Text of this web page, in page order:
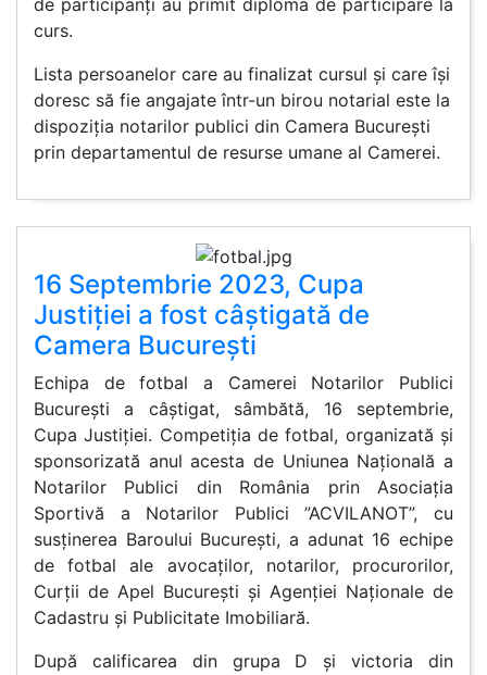
de participanți au primit diploma de participare la
curs.
Lista persoanelor care au finalizat cursul și care își
doresc să fie angajate într-un birou notarial este la
dispoziția notarilor publici din Camera București
prin departamentul de resurse umane al Camerei.
16 Septembrie 2023, Cupa
Justiției a fost câștigată de
Camera București
Echipa de fotbal a Camerei Notarilor Publici
București a câștigat, sâmbătă, 16 septembrie,
Cupa Justiției. Competiția de fotbal, organizată și
sponsorizată anul acesta de Uniunea Națională a
Notarilor Publici din România prin Asociația
Sportivă a Notarilor Publici ”ACVILANOT”, cu
susținerea Baroului București, a adunat 16 echipe
de fotbal ale avocaților, notarilor, procurorilor,
Curții de Apel București și Agenției Naționale de
Cadastru și Publicitate Imobiliară.
După calificarea din grupa D și victoria din